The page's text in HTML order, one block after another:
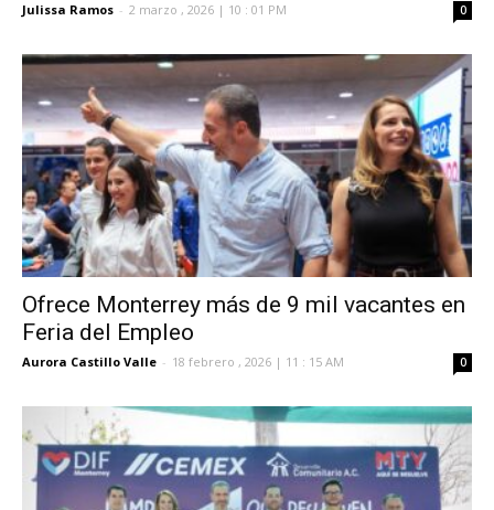
Julissa Ramos - 2 marzo , 2026 | 10 : 01 PM 0
Ofrece Monterrey más de 9 mil vacantes en
Feria del Empleo
Aurora Castillo Valle - 18 febrero , 2026 | 11 : 15 AM 0